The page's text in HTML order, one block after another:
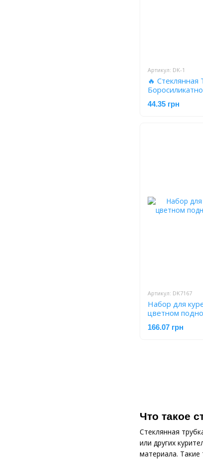
Что такое
Стеклянная
или других
материала. Такие
Артикул: DK-1
🔥
DK-1
44.35 грн
Артикул: DK7167
Набор для
цветном
166.07 грн